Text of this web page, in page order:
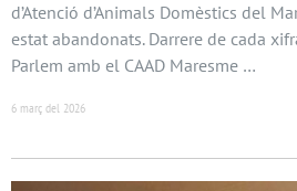
d’Atenció d’Animals Domèstics del
estat abandonats. Darrere de cada
Parlem amb el CAAD Maresme …
6 març del 2026